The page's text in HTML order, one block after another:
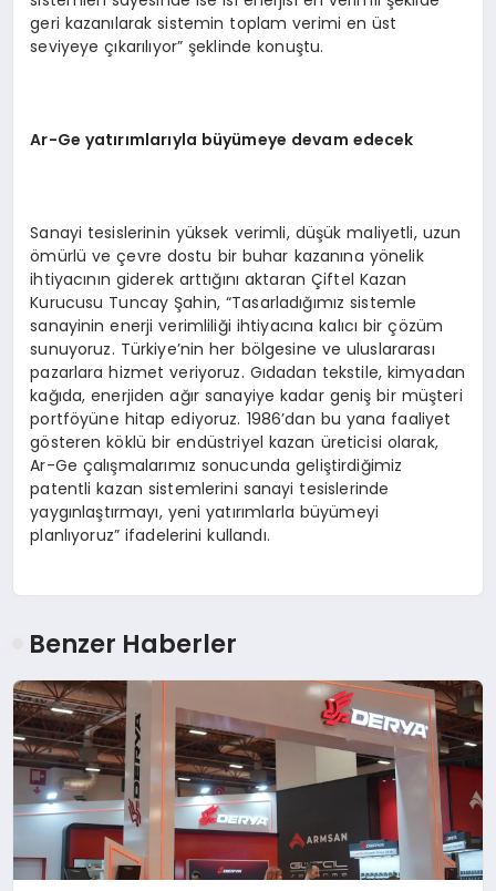
geri kazanılarak sistemin toplam verimi en üst
seviyeye çıkarılıyor” şeklinde konuştu.
Ar-Ge yatırımlarıyla büyümeye devam edecek
Sanayi tesislerinin yüksek verimli, düşük maliyetli, uzun
ömürlü ve çevre dostu bir buhar kazanına yönelik
ihtiyacının giderek arttığını aktaran Çiftel Kazan
Kurucusu Tuncay Şahin, “Tasarladığımız sistemle
sanayinin enerji verimliliği ihtiyacına kalıcı bir çözüm
sunuyoruz. Türkiye’nin her bölgesine ve uluslararası
pazarlara hizmet veriyoruz. Gıdadan tekstile, kimyadan
kağıda, enerjiden ağır sanayiye kadar geniş bir müşteri
portföyüne hitap ediyoruz. 1986’dan bu yana faaliyet
gösteren köklü bir endüstriyel kazan üreticisi olarak,
Ar-Ge çalışmalarımız sonucunda geliştirdiğimiz
patentli kazan sistemlerini sanayi tesislerinde
yaygınlaştırmayı, yeni yatırımlarla büyümeyi
planlıyoruz” ifadelerini kullandı.
Benzer Haberler